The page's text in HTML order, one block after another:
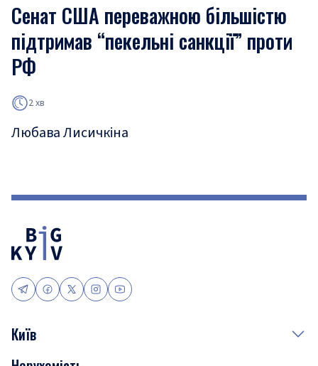
Сенат США переважною більшістю
підтримав “пекельні санкції” проти
РФ
2 хв
Любава Лисичкіна
Київ